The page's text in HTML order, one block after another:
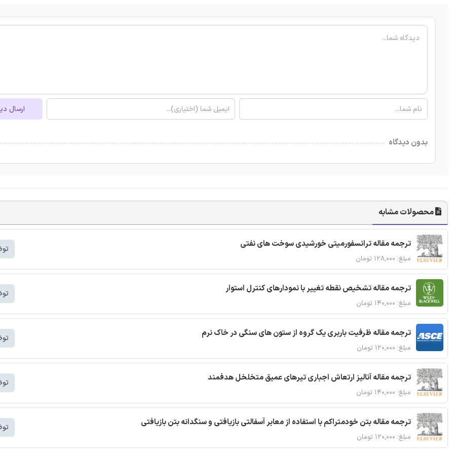
ارسال
بدون دیدگاه
محصولات مشابه
ترجمه مقاله ترانسفورمیتی خورشیدی سوخت های نفتی
مبلغ: ۱۲۸,۰۰۰ تومان
ترجمه مقاله تشخیص نقطه تغییر با نمودارهای کنترل استوار
مبلغ: ۱۴۰,۰۰۰ تومان
ترجمه مقاله ظرفیت باربری یک گروه از ستون های سنگی در خاک نرم
مبلغ: ۱۲۰,۰۰۰ تومان
ترجمه مقاله آنالیز ارتعاش اجباری تیرهای عمیق متخلخل هدفمند
مبلغ: ۱۴۰,۰۰۰ تومان
ترجمه مقاله بتن خودمتراکم با استفاده از معابر آسفالتی بازیافتی و سنگدانه بتن بازیافتی
مبلغ: ۱۲۰,۰۰۰ تومان